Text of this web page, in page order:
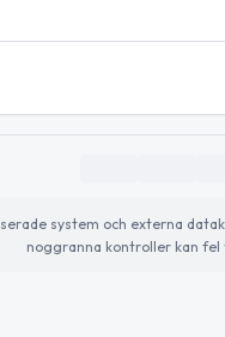
system och externa
noggranna kontroller kan fel